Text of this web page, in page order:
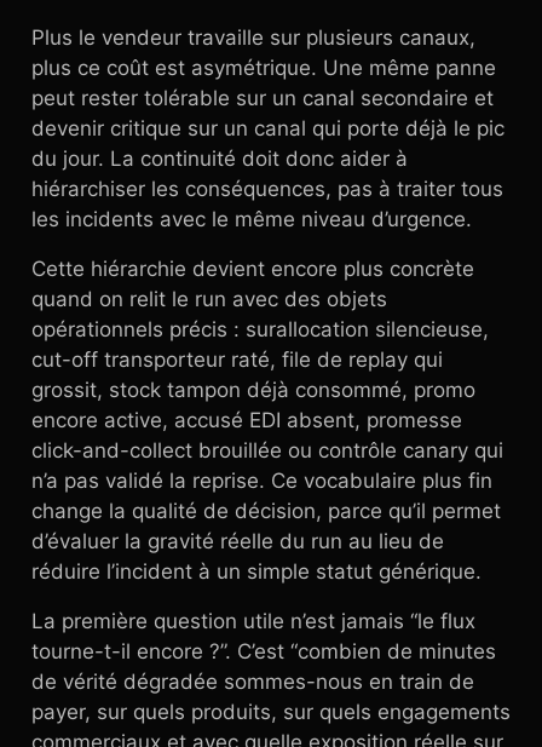
Plus le vendeur travaille sur plusieurs canaux,
plus ce coût est asymétrique. Une même panne
peut rester tolérable sur un canal secondaire et
devenir critique sur un canal qui porte déjà le pic
du jour. La continuité doit donc aider à
hiérarchiser les conséquences, pas à traiter tous
les incidents avec le même niveau d’urgence.
Cette hiérarchie devient encore plus concrète
quand on relit le run avec des objets
opérationnels précis : surallocation silencieuse,
cut-off transporteur raté, file de replay qui
grossit, stock tampon déjà consommé, promo
encore active, accusé EDI absent, promesse
click-and-collect brouillée ou contrôle canary qui
n’a pas validé la reprise. Ce vocabulaire plus fin
change la qualité de décision, parce qu’il permet
d’évaluer la gravité réelle du run au lieu de
réduire l’incident à un simple statut générique.
La première question utile n’est jamais “le flux
tourne-t-il encore ?”. C’est “combien de minutes
de vérité dégradée sommes-nous en train de
payer, sur quels produits, sur quels engagements
commerciaux et avec quelle exposition réelle sur